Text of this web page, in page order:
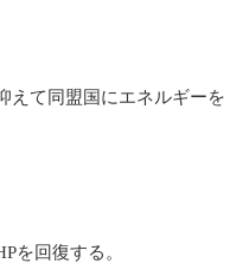
えて同盟国にエネルギーを
を回復する。